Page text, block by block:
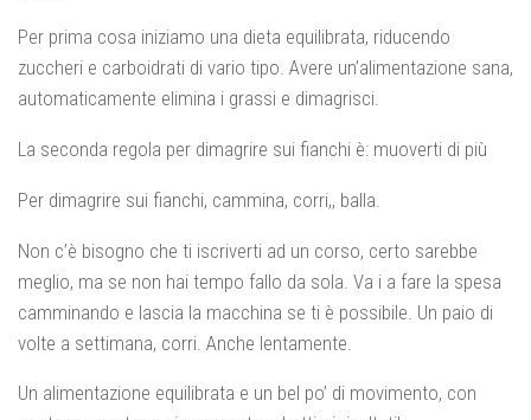
Per prima cosa iniziamo una dieta equilibrata, riducendo
zuccheri e carboidrati di vario tipo. Avere un’alimentazione sana,
automaticamente elimina i grassi e dimagrisci.
La seconda regola per dimagrire sui fianchi è: muoverti di più
Per dimagrire sui fianchi, cammina, corri,, balla.
Non c’è bisogno che ti iscriverti ad un corso, certo sarebbe
meglio, ma se non hai tempo fallo da sola. Va i a fare la spesa
camminando e lascia la macchina se ti è possibile. Un paio di
volte a settimana, corri. Anche lentamente.
Un alimentazione equilibrata e un bel po’ di movimento, con